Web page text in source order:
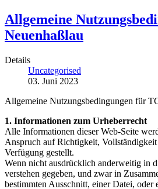
Allgemeine
Neuenhaßlau
Details
Uncategorised
03. Juni 2023
Allgemeine Nutzungsbedingungen für
1. Informationen zum Urheberrecht
Alle Informationen dieser Web-Seite
Anspruch auf Richtigkeit,
Verfügung gestellt.
Wenn nicht ausdrücklich anderweitig in
verstehen gegeben, und zwar in
bestimmten Ausschnitt, einer Datei, oder